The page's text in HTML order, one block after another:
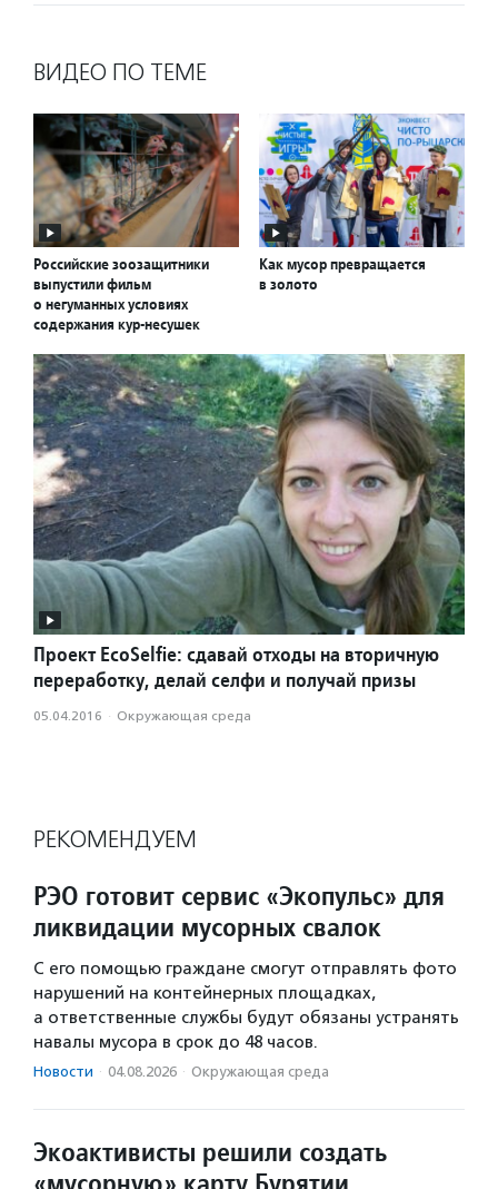
ВИДЕО ПО ТЕМЕ
Российские зоозащитники
выпустили фильм
о негуманных условиях
содержания кур-несушек
Как мусор превращается
в золото
Проект EcoSelfie: сдавай отходы на вторичную
переработку, делай селфи и получай призы
05.04.2016 · Окружающая среда
РЕКОМЕНДУЕМ
РЭО готовит сервис «Экопульс» для
ликвидации мусорных свалок
С его помощью граждане смогут отправлять фото
нарушений на контейнерных площадках,
а ответственные службы будут обязаны устранять
навалы мусора в срок до 48 часов.
Новости · 04.08.2026 · Окружающая среда
Экоактивисты решили создать